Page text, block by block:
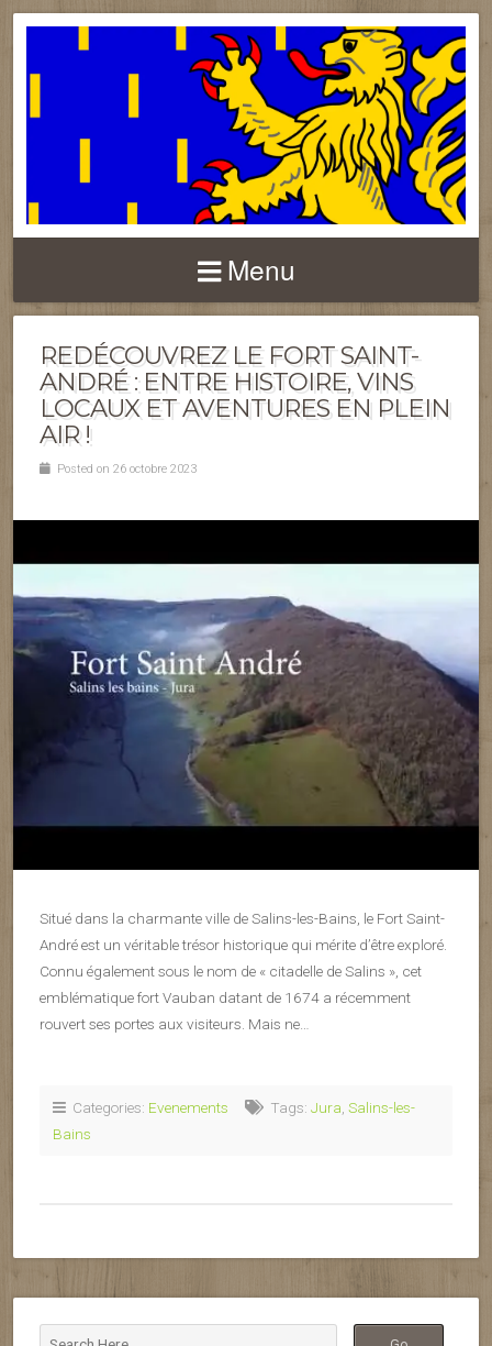
FRANCHE-COMTÉ
Menu
REDÉCOUVREZ LE FORT SAINT-
ANDRÉ : ENTRE HISTOIRE, VINS
LOCAUX ET AVENTURES EN PLEIN
AIR !
Posted on 26 octobre 2023
Situé dans la charmante ville de Salins-les-Bains, le Fort Saint-
André est un véritable trésor historique qui mérite d’être exploré.
Connu également sous le nom de « citadelle de Salins », cet
emblématique fort Vauban datant de 1674 a récemment
rouvert ses portes aux visiteurs. Mais ne…
Categories: Evenements Tags: Jura Salins-les-
Bains